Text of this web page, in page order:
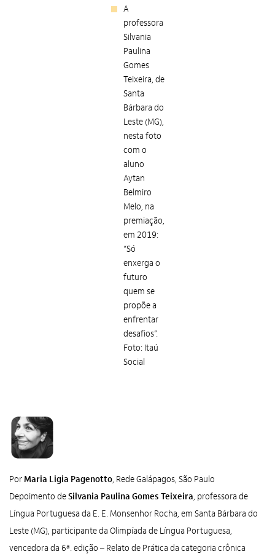
A
professora
Silvania
Paulina
Gomes
Teixeira, de
Santa
Bárbara do
Leste (MG),
nesta foto
com o
aluno
Aytan
Belmiro
Melo, na
premiação,
em 2019:
“Só
enxerga o
futuro
quem se
propõe a
enfrentar
desafios”.
Foto: Itaú
Social
PorMaria Ligia Pagenotto, Rede Galápagos, São Paulo
Depoimento deSilvania Paulina Gomes Teixeira, professora de
Língua Portuguesa da E. E. Monsenhor Rocha, em Santa Bárbara do
Leste (MG), participante da Olimpíada de Língua Portuguesa,
vencedora da 6ª. edição – Relato de Prática da categoria crônica